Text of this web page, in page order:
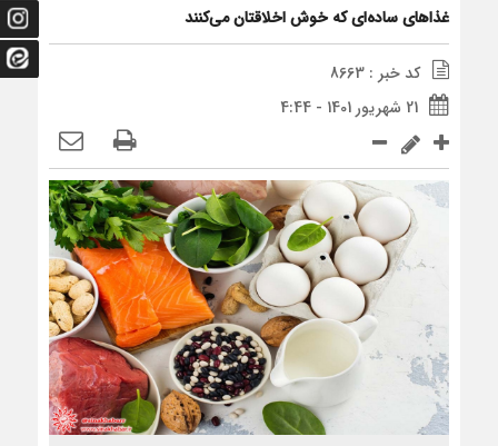
غذا‌های ساده‌ای که خوش اخلاقتان می‌کنند
کد خبر : 8663
21 شهریور 1401 - 4:44